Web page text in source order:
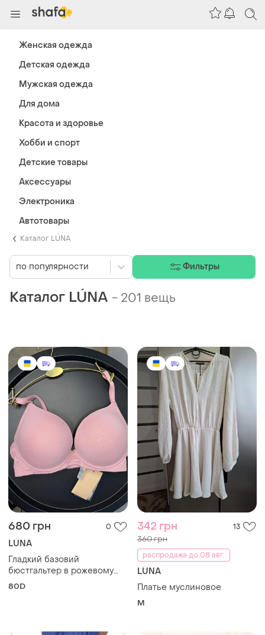
Каталог LÚNA
Каталог LÚNA - 201 вещь
680 грн 0
LÚNA
Гладкий базовий
бюстгальтер в рожевому
кольорі на чашку 80d
80D
342 грн 13
360 грн
распродажа до 08 авг.
LÚNA
Платье муслиновое
M
по популярности Фильтры
Женская одежда
Детская одежда
Мужская одежда
Для дома
Красота и здоровье
Хобби и спорт
Детские товары
Аксессуары
Электроника
Автотовары